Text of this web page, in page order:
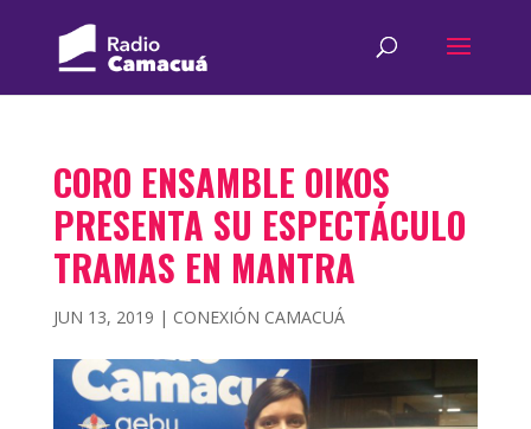
CORO ENSAMBLE OIKOS
PRESENTA SU ESPECTÁCULO
TRAMAS EN MANTRA
JUN 13, 2019 | CONEXIÓN CAMACUÁ